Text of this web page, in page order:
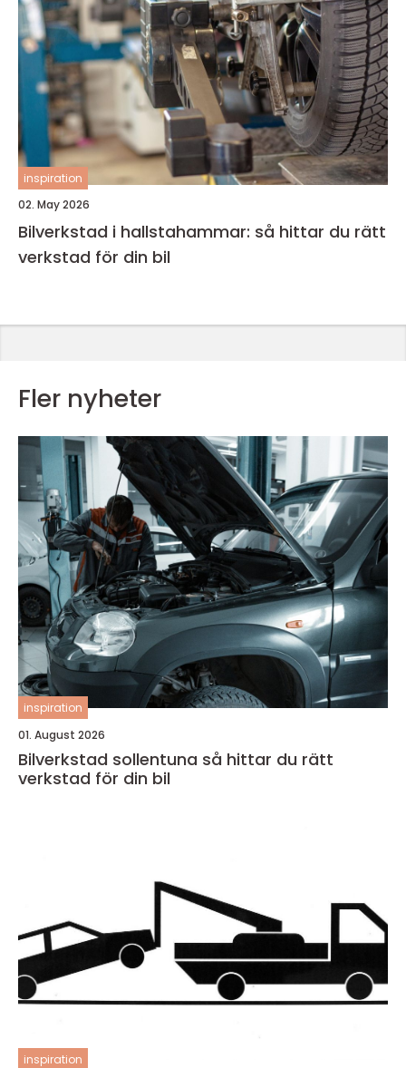
inspiration
02. May 2026
Bilverkstad i hallstahammar: så hittar du rätt
verkstad för din bil
Fler nyheter
inspiration
01. August 2026
Bilverkstad sollentuna så hittar du rätt
verkstad för din bil
inspiration